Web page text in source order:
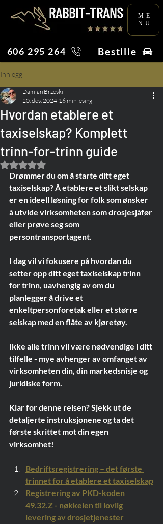
ME
NU
606 295 264 Bestille
Innlegg
Hvordan etablere et
taxiselskap? Komplett
trinn-for-trinn guide
Damian Brzeski
20. des. 2024 16 min lesing
Gitt NaN av 5 stjerner.
Drømmer du om å starte ditt eget
taxiselskap? Å etablere et slikt selskap
er en ideell løsning for folk som ønsker
å utvide virksomheten som drosjesjåfør
eller prøve seg som
persontransportagent.
I dag vil vi fokusere på hvordan du
setter opp ditt eget taxiselskap trinn
for trinn, uavhengig av om du
planlegger å drive et
enkeltpersonforetak eller et større
selskap med en flåte av kjøretøy.
Ikke alle trinn vil være nødvendige i ditt
tilfelle - mye avhenger av omfanget av
virksomheten din, din markedsnisje og
juridiske form.
Klar for denne reisen? Sjekk ut de
detaljerte instruksjonene og ta det
første skrittet mot din egen
virksomhet!
Bedriftsregistrering – det første
trinnet for å etablere et taxiselskap
Registrering av PKD-koden
49.32.Z - nøkkelen til lovlig
levering av drosjetjenester